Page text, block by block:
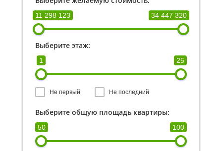
11 298 123 34 447 320
Выберите этаж:
1 25
Не первый Не последний
Выберите общую площадь квартиры:
50 100